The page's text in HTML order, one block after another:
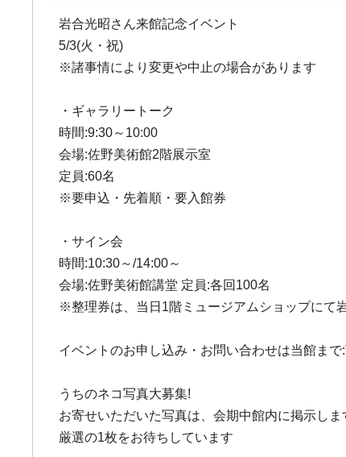
岩合光昭さん来館記念イベント
5/3(火・祝)
※諸事情により変更や中止の場合があります
・ギャラリートーク
時間:9:30～10:00
会場:佐野美術館2階展示室
定員:60名
※要申込・先着順・要入館券
・サイン会
時間:10:30～/14:00～
会場:佐野美術館講堂 定員:各回100名
※整理券は、当日1階ミュージアムショップにて
イベントのお申し込み・お問い合わせは当館ま
うちのネコ写真大募集!
お寄せいただいた写真は、会期中館内に掲示しま
厳選の1枚をお待ちしています